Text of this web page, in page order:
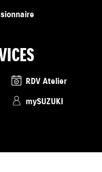
RDV Atelier
mySUZUKI